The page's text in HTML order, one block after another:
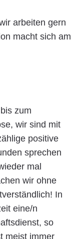
arbeiten gern
macht sich am
zum
wir sind mit
positive
sprechen
mal
wir ohne
In
eine/n
so
meist immer